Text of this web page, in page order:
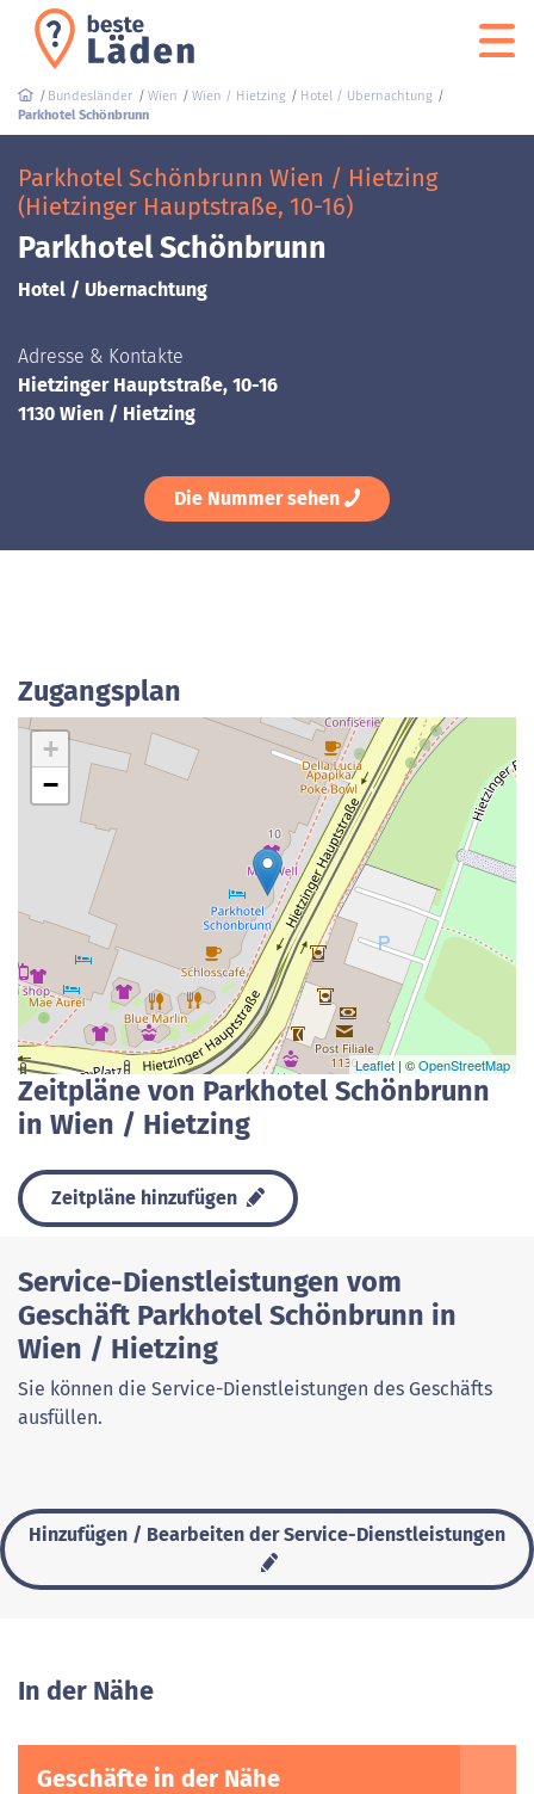
Bundesländer Wien Wien / Hietzing
Hotel / Ubernachtung
Parkhotel Schönbrunn
Parkhotel Schönbrunn Wien / Hietzing
(Hietzinger Hauptstraße, 10-16)
Parkhotel Schönbrunn
Hotel / Ubernachtung
Adresse & Kontakte
Hietzinger Hauptstraße, 10-16
1130 Wien / Hietzing
Die Nummer sehen
Zugangsplan
+
−
Leaflet | ©OpenStreetMap
Zeitpläne von Parkhotel Schönbrunn
in Wien / Hietzing
Zeitpläne hinzufügen
Service-Dienstleistungen vom
Geschäft Parkhotel Schönbrunn in
Wien / Hietzing
Sie können die Service-Dienstleistungen des Geschäfts
ausfüllen.
Hinzufügen / Bearbeiten der Service-Dienstleistungen
In der Nähe
Geschäfte in der Nähe